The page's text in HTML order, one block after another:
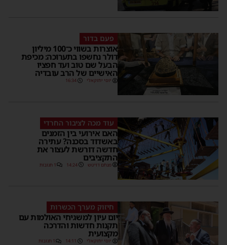
פעם בדור
אוצרות בשווי כ־100 מיליון
דולר נחשפו בתערוכה: מכיפת
הבעל שם טוב ועד חפציו
האישיים של הרב עובדיה
יוסי יחזקאלי 16:34
עוד מכה לציבור החרדי
האם אירועי בין הזמנים
באשדוד בסכנה? עתירה
חדשה דורשת לעצור את
התקציבים
מנחם דויטש 14:24 1 תגובות
חיזוק מערך הכשרות
יום עיון למשגיחי האולמות עם
תקנות חדשות והדרכה
מקצועית
יוסי יחזקאלי 14:11 1 תגובות